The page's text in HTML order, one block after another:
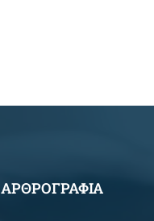
ΑΡΘΡΟΓΡΑΦΙΑ